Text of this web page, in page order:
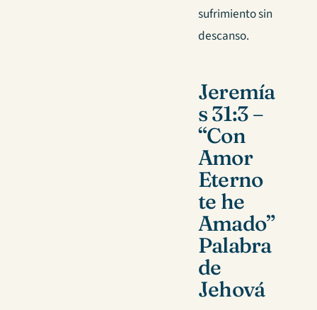
sufrimiento sin
descanso.
Jeremía
s 31:3 –
“Con
Amor
Eterno
te he
Amado”
Palabra
de
Jehová